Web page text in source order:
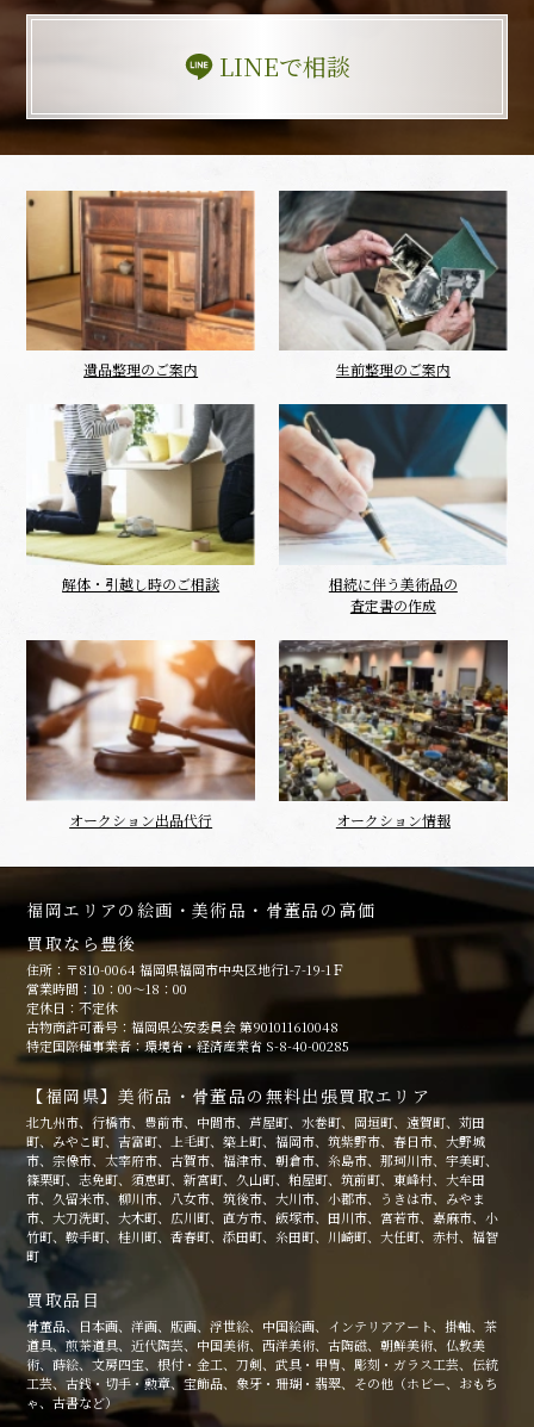
LINEで相談
遺品整理のご案内 生前整理のご案内
解体・引越し時のご相談
相続に伴う美術品の
査定書の作成
オークション出品代行 オークション情報
福岡エリアの絵画・美術品・骨董品の高価
買取なら豊後
住所：〒810-0064 福岡県福岡市中央区地行1-7-19-1Ｆ
営業時間：10：00～18：00
定休日：不定休
古物商許可番号：福岡県公安委員会 第901011610048
特定国際種事業者：環境省・経済産業省 S-8-40-00285
【福岡県】美術品・骨董品の無料出張買取エリア
北九州市、行橋市、豊前市、中間市、芦屋町、水巻町、岡垣町、遠賀町、苅田
町、みやこ町、吉富町、上毛町、築上町、福岡市、筑紫野市、春日市、大野城
市、宗像市、太宰府市、古賀市、福津市、朝倉市、糸島市、那珂川市、宇美町、
篠栗町、志免町、須恵町、新宮町、久山町、粕屋町、筑前町、東峰村、大牟田
市、久留米市、柳川市、八女市、筑後市、大川市、小郡市、うきは市、みやま
市、大刀洗町、大木町、広川町、直方市、飯塚市、田川市、宮若市、嘉麻市、小
竹町、鞍手町、桂川町、香春町、添田町、糸田町、川崎町、大任町、赤村、福智
町
買取品目
骨董品、日本画、洋画、版画、浮世絵、中国絵画、インテリアアート、掛軸、茶
道具、煎茶道具、近代陶芸、中国美術、西洋美術、古陶磁、朝鮮美術、仏教美
術、蒔絵、文房四宝、根付・金工、刀剣、武具・甲冑、彫刻・ガラス工芸、伝統
工芸、古銭・切手・勲章、宝飾品、象牙・珊瑚・翡翠、その他（ホビー、おもち
ゃ、古書など）